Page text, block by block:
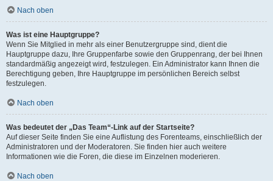
Nach oben
Was ist eine Hauptgruppe?
Wenn Sie Mitglied in mehr als einer Benutzergruppe sind, dient die
Hauptgruppe dazu, Ihre Gruppenfarbe sowie den Gruppenrang, der bei Ihnen
standardmäßig angezeigt wird, festzulegen. Ein Administrator kann Ihnen die
Berechtigung geben, Ihre Hauptgruppe im persönlichen Bereich selbst
festzulegen.
Nach oben
Was bedeutet der „Das Team“-Link auf der Startseite?
Auf dieser Seite finden Sie eine Auflistung des Forenteams, einschließlich der
Administratoren und der Moderatoren. Sie finden hier auch weitere
Informationen wie die Foren, die diese im Einzelnen moderieren.
Nach oben